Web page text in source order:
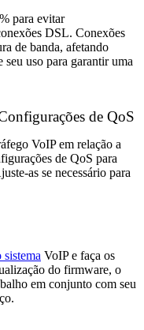
para evitar
DSL. Conexões
de banda, afetando
uso para garantir uma
de QoS
VoIP em relação a
de QoS para
as se necessário para
sistema VoIP e faça os
do firmware, o
em conjunto com seu